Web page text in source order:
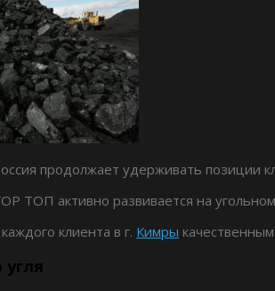
продолжает удерживать позиции
ТОП активно развивается на
клиента в г. Кимры